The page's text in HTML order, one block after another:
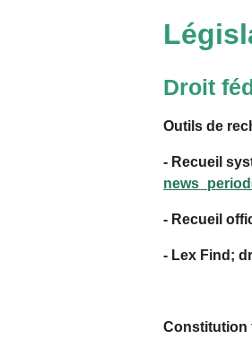
Droit
Outils de
- Recueil
- Recueil
- Lex Find;
Constitution